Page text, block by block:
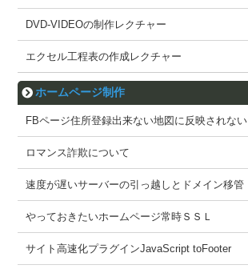
DVD-VIDEOの制作レクチャー
エクセル工程表の作成レクチャー
ホームページ制作
FBページ住所登録出来ない地図に反映されない
ロマンス詐欺について
速度が遅いサーバーの引っ越しとドメイン移管
やっておきたいホームページ常時ＳＳＬ
サイト高速化プラグインJavaScript toFooter